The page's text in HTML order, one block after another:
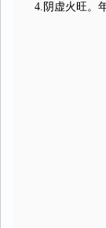
4.阴虚火旺。年